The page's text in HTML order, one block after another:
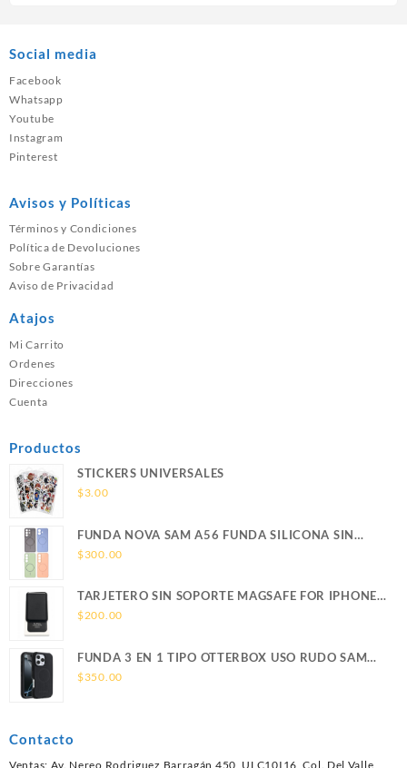
Social media
Facebook
Whatsapp
Youtube
Instagram
Pinterest
Avisos y Políticas
Términos y Condiciones
Política de Devoluciones
Sobre Garantías
Aviso de Privacidad
Atajos
Mi Carrito
Ordenes
Direcciones
Cuenta
Productos
STICKERS UNIVERSALES
$3.00
FUNDA NOVA SAM A56 FUNDA SILICONA SIN
SOPORTE MAGNETICO SAMSUNG
$300.00
TARJETERO SIN SOPORTE MAGSAFE FOR IPHONE
LEATHER WALLET MAGSAFE
$200.00
FUNDA 3 EN 1 TIPO OTTERBOX USO RUDO SAM
S26 ULTRA SAMSUNG S26 ULTRA
$350.00
Contacto
Ventas: Av. Nereo Rodriguez Barragán 450, ULC10I16, Col. Del Valle,